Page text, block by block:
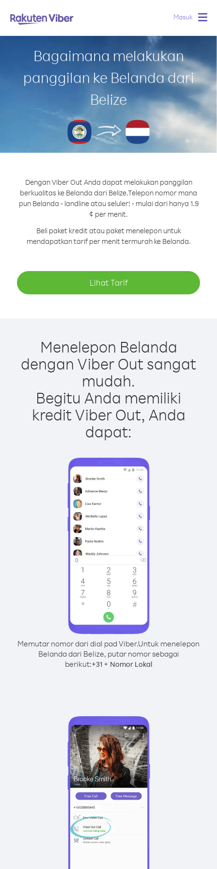
Masuk
Bagaimana melakukan
panggilan ke Belanda dari
Belize
Dengan Viber Out Anda dapat melakukan panggilan
berkualitas ke Belanda dari Belize.Telepon nomor mana
pun Belanda - landline atau seluler! - mulai dari hanya 1.9
¢ per menit.
Beli paket kredit atau paket menelepon untuk
mendapatkan tarif per menit termurah ke Belanda.
Lihat Tarif
Menelepon Belanda
dengan Viber Out sangat
mudah.
Begitu Anda memiliki
kredit Viber Out, Anda
dapat:
Memutar nomor dari dial pad Viber.Untuk menelepon
Belanda dari Belize, putar nomor sebagai
berikut:+31+ Nomor Lokal